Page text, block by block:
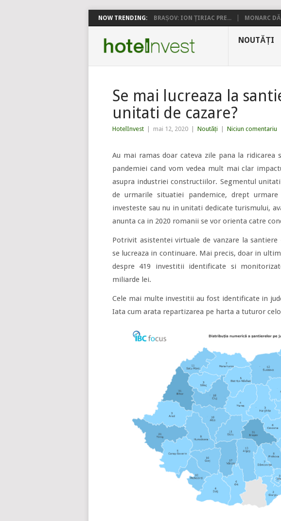
NOW TRENDING: BRAȘOV: ION ȚIRIAC PRE... MONARC
NOUTĂȚI
Se mai lucreaza la
unitati de cazare?
HotelInvest mai 12, 2020 Noutăți Niciun comentariu
Au mai ramas doar cateva zile pana la ridicarea
pandemiei cand vom vedea mult mai clar
asupra industriei constructiilor. Segmentul
de urmarile situatiei pandemice, drept
investeste sau nu in unitati dedicate turismului,
anunta ca in 2020 romanii se vor orienta catre
Potrivit asistentei virtuale de vanzare la santiere
se lucreaza in continuare. Mai precis, doar in
despre 419 investitii identificate si
miliarde lei.
Cele mai multe investitii au fost identificate in
Iata cum arata repartizarea pe harta a tuturor